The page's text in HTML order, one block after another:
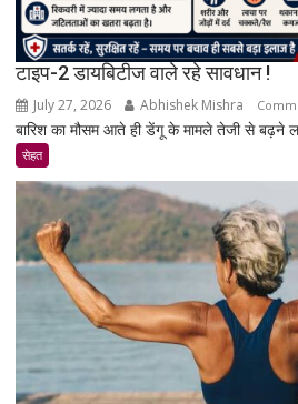
टाइप-2 डायबिटीज वाले रहे सावधान !
July 27, 2026 Abhishek Mishra
बारिश का मौसम आते ही डेंगू के मामले तेजी से बढ़ने
सेहत